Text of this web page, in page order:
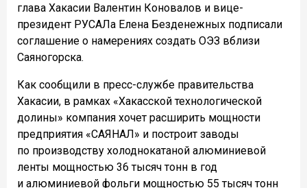
глава Хакасии Валентин Коновалов и вице-
президент РУСАЛа Елена Безденежных подписали
соглашение о намерениях создать ОЭЗ вблизи
Саяногорска.
Как сообщили в пресс-службе правительства
Хакасии, в рамках «Хакасской технологической
долины» компания хочет расширить мощности
предприятия «САЯНАЛ» и построит заводы
по производству холоднокатаной алюминиевой
ленты мощностью 36 тысяч тонн в год
и алюминиевой фольги мощностью 55 тысяч тонн